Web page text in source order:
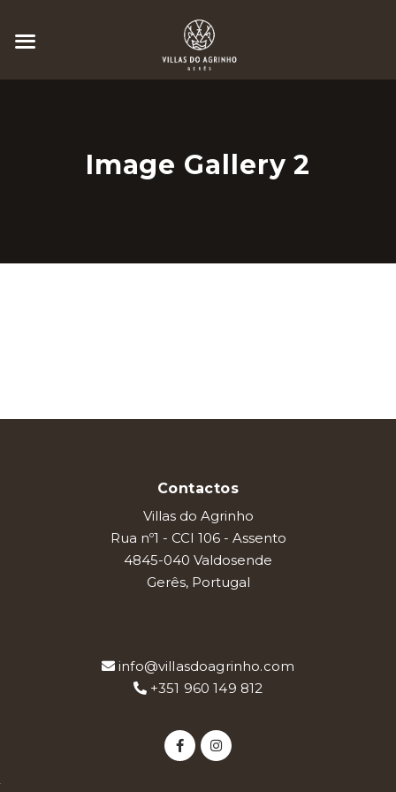
Image Gallery 2
Contactos
Villas do Agrinho
Rua nº1 - CCI 106 - Assento
4845-040 Valdosende
Gerês, Portugal
info@villasdoagrinho.com
+351 960 149 812